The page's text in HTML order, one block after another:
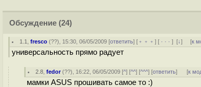
Обсуждение (24)
1.1 ,fresco (??), 15:30, 06/05/2009 [ответить] [ ﹢﹢﹢] [ · · ·][↓] [к
универсальность прямо радует
2.8 ,fedor(??), 16:22, 06/05/2009 [^] [^^] [^^^] [ответить] [к
мамки ASUS прошивать самое то :)